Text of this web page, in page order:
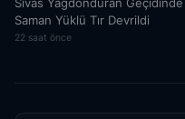
Saman Yüklü Tır Devrildi
22 saat önce